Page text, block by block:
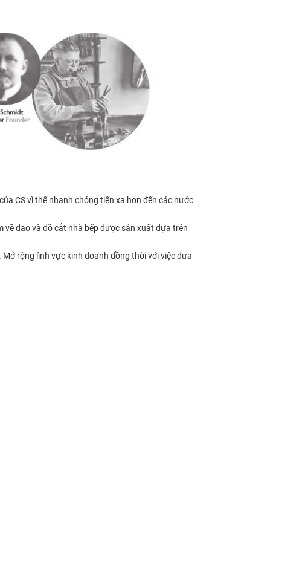
CS vì thế nhanh chóng tiến xa hơn đến các nước
về dao và đồ cắt nhà bếp được sản xuất dựa trên
rộng lĩnh vực kinh doanh đồng thời với việc đưa